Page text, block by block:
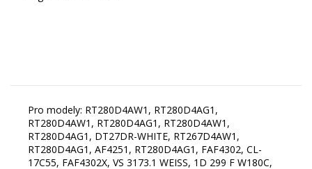
Pro modely: RT280D4AW1, RT280D4AG1,
RT280D4AW1, RT280D4AG1, RT280D4AW1,
RT280D4AG1, DT27DR-WHITE, RT267D4AW1,
RT280D4AG1, AF4251, RT280D4AG1, FAF4302, CL-
17C55, FAF4302X, VS 3173.1 WEISS, 1D 299 F W180C,